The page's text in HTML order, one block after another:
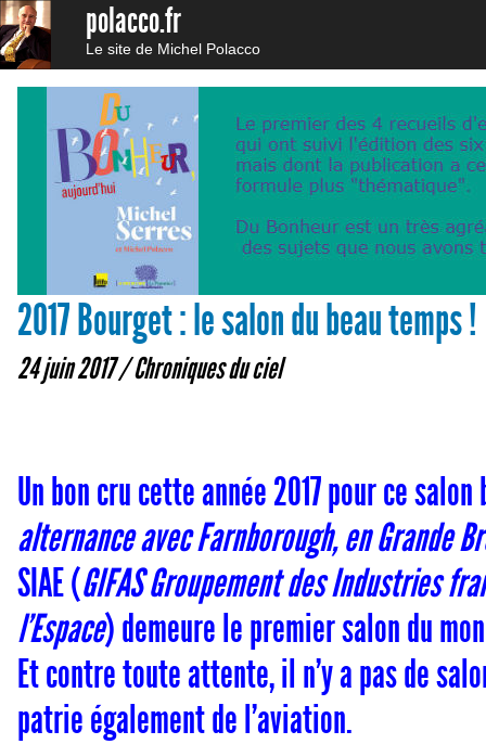
polacco.fr
Le site de Michel Polacco
2017 Bourget : le salon du beau temps !
24 juin 2017 /Chroniques du ciel
Un bon cru cette année 2017 pour ce
alternance avec Farnborough, en Grande
SIAE (GIFAS Groupement des Industries
l’Espace) demeure le premier salon du
Et contre toute attente, il n’y a pas de
patrie également de l’aviation.